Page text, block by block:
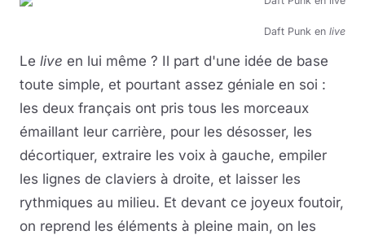
Daft Punk en live
Le live en lui même ? Il part d'une idée de base
toute simple, et pourtant assez géniale en soi :
les deux français ont pris tous les morceaux
émaillant leur carrière, pour les désosser, les
décortiquer, extraire les voix à gauche, empiler
les lignes de claviers à droite, et laisser les
rythmiques au milieu. Et devant ce joyeux foutoir,
on reprend les éléments à pleine main, on les